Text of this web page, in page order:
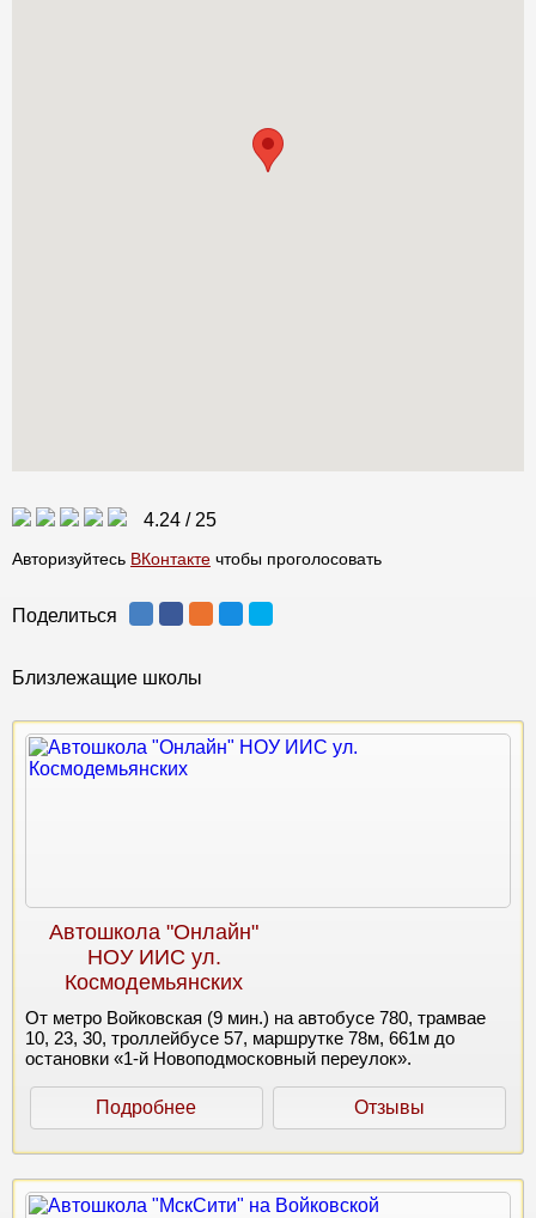
4.24 / 25
Авторизуйтесь ВКонтакте чтобы проголосовать
Поделиться
Близлежащие школы
Автошкола "Онлайн"
НОУ ИИС ул.
Космодемьянских
От метро Войковская (9 мин.) на автобусе 780, трамвае
10, 23, 30, троллейбусе 57, маршрутке 78м, 661м до
остановки «1-й Новоподмосковный переулок».
Подробнее Отзывы